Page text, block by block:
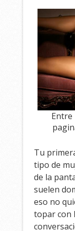
Entre
Tu
tipo de
de la
suelen
eso no
topar con